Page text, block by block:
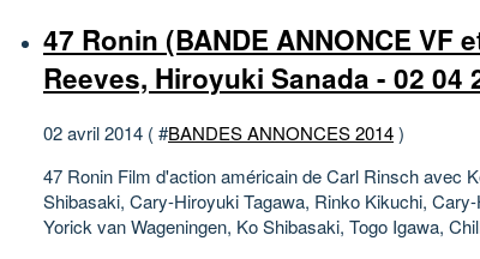
47 Ronin (BANDE ANNONCE VF
Reeves, Hiroyuki Sanada - 02 04
02 avril 2014 ( #BANDES ANNONCES 2014)
47 Ronin Film d'action américain de Carl Rinsch avec
Shibasaki, Cary-Hiroyuki Tagawa, Rinko Kikuchi,
Yorick van Wageningen, Ko Shibasaki, Togo Igawa,